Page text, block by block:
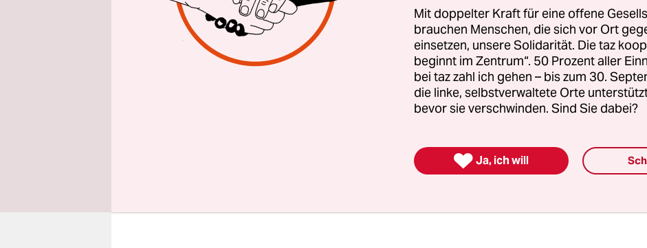
gewählt, sondern in großen Teilen des Landes die
und in den über 8.000 Kommunen Spaniens die Gemeinde- und
Stadträte und damit die BürgermeisterInnen. Letzteres
Menschen an die Urnen, vor allem in den großen Städten.
Mit doppelter Kraft für eine offene
brauchen Menschen, die sich vor Ort
einsetzen, unsere Solidarität. Die taz
beginnt im Zentrum“. 50 Prozent aller
bei taz zahl ich gehen – bis zum 30.
die linke, selbstverwaltete Orte
bevor sie verschwinden. Sind Sie dabei?
 Ja, ich will